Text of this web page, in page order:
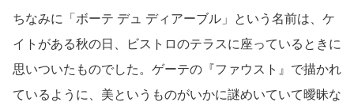
ちなみに「ボーテ デュ ディアーブル」という名前は、ケ
イトがある秋の日、ビストロのテラスに座っているときに
思いついたものでした。ゲーテの『ファウスト』で描かれ
ているように、美というものがいかに謎めいていて曖昧な